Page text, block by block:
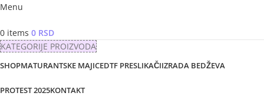
Menu
0 items 0 RSD
KATEGORIJE PROIZVODA
SHOPMATURANTSKE MAJICEDTF PRESLIKAČIIZRADA BEDŽEVA
PROTEST 2025KONTAKT